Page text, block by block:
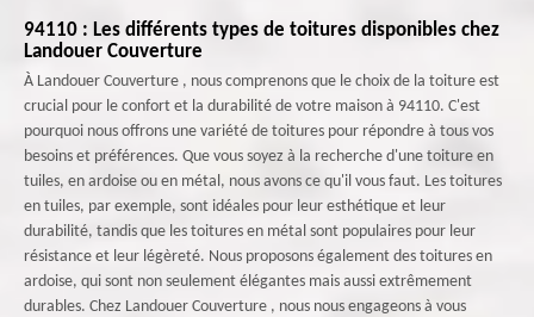
94110 : Les différents types de toitures disponibles chez
Landouer Couverture
À Landouer Couverture , nous comprenons que le choix de la toiture est
crucial pour le confort et la durabilité de votre maison à 94110. C'est
pourquoi nous offrons une variété de toitures pour répondre à tous vos
besoins et préférences. Que vous soyez à la recherche d'une toiture en
tuiles, en ardoise ou en métal, nous avons ce qu'il vous faut. Les toitures
en tuiles, par exemple, sont idéales pour leur esthétique et leur
durabilité, tandis que les toitures en métal sont populaires pour leur
résistance et leur légèreté. Nous proposons également des toitures en
ardoise, qui sont non seulement élégantes mais aussi extrêmement
durables. Chez Landouer Couverture , nous nous engageons à vous